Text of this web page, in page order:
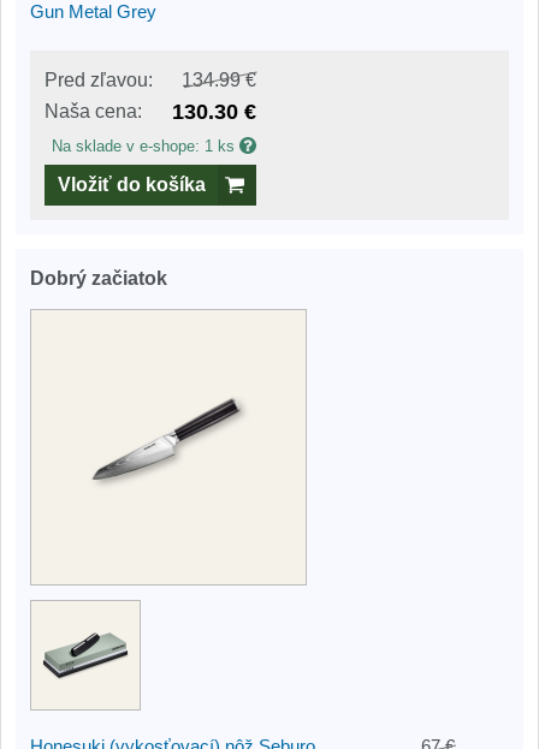
Gun Metal Grey
Pred zľavou:
134.99 €
Naša cena:
130.30 €
Na sklade v e-shope: 1 ks
Vložiť do košíka
Dobrý začiatok